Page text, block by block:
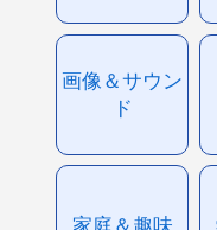
画像＆サウン
ド
家庭＆趣味